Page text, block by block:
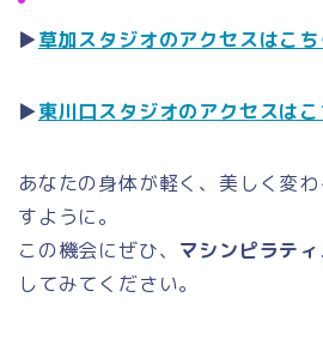
▶草加スタジオのアクセスはこち
▶東川口スタジオのアクセスはこ
あなたの身体が軽く、美しく変
すように。
この機会にぜひ、 マシンピラテ
してみてください。